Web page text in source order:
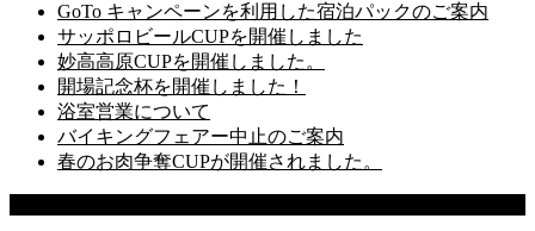
GoTo キャンペーンを利用した宿泊パックのご案内
サッポロビールCUPを開催しました
妙高高原CUPを開催しました。
開場記念杯を開催しました！
浴室営業について
バイキングフェアー中止のご案内
春のお肉争奪CUPが開催されました。